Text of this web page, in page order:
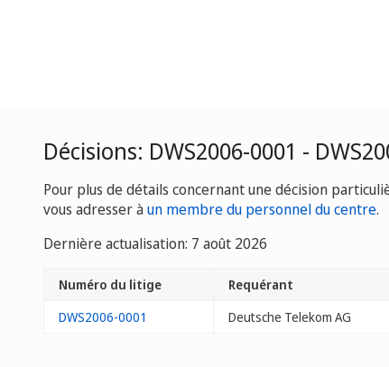
Décisions: DWS2006-0001 -
Pour plus de détails concernant une décision
vous adresser àun membre du personnel du centre.
Dernière actualisation: 7 août 2026
Numéro du litige Requérant
DWS2006-0001
Deutsche Telekom AG